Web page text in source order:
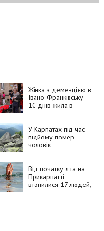
Жінка з деменцією в
Івано-Франківську
10 днів жила в
У Карпатах під час
підйому помер
чоловік
Від початку літа на
Прикарпатті
втопилися 17 людей,